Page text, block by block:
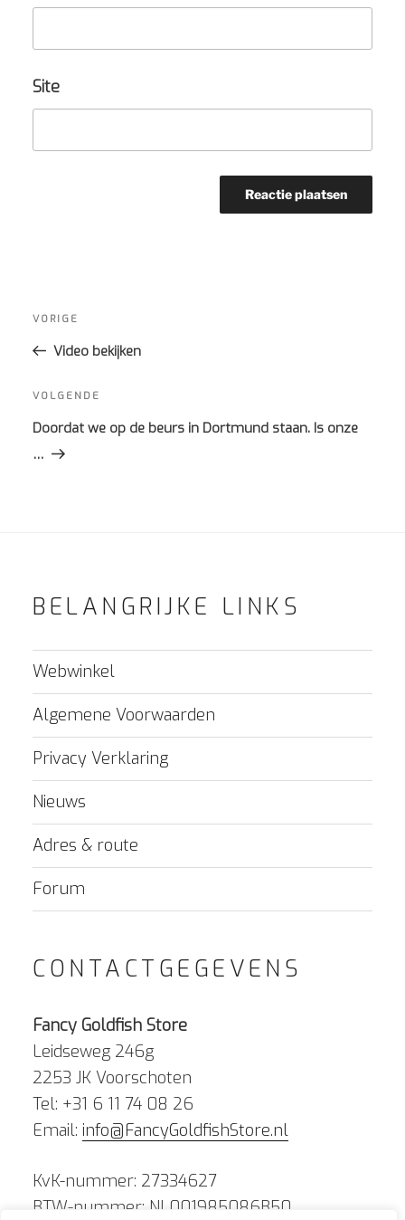
Site
navigatie
Vorig
bericht
VORIGE
Video bekijken
Volgend
bericht
VOLGENDE
Doordat we op de beurs in Dortmund staan. Is onze
…
BELANGRIJKE LINKS
Webwinkel
Algemene Voorwaarden
Privacy Verklaring
Nieuws
Adres & route
Forum
CONTACTGEGEVENS
Fancy Goldfish Store
Leidseweg 246g
2253 JK Voorschoten
Tel: +31 6 11 74 08 26
Email: info@FancyGoldfishStore.nl
KvK-nummer: 27334627
BTW-nummer: NL001985086B50